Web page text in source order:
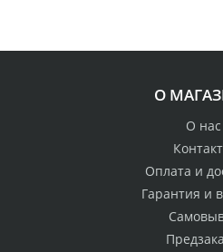
О
О нас
Оплата и
Гарантия и